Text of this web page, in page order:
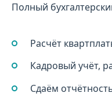
Полный
Расчёт
Кадровый учёт,
Сдаём